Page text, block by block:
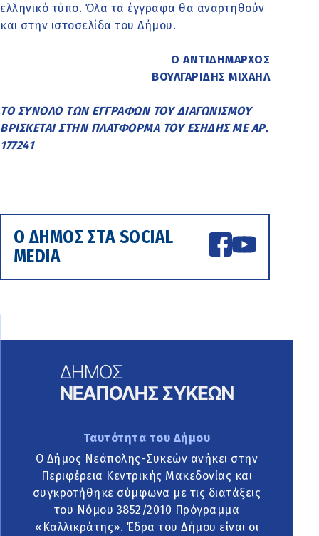
ελληνικό τύπο. Όλα τα έγγραφα θα αναρτηθούν
και στην ιστοσελίδα του Δήμου.
Ο ΑΝΤΙΔΗΜΑΡΧΟΣ
ΒΟΥΛΓΑΡΙΔΗΣ ΜΙΧΑΗΛ
ΤΟ ΣΥΝΟΛΟ ΤΩΝ ΕΓΓΡΑΦΩΝ ΤΟΥ ΔΙΑΓΩΝΙΣΜΟΥ
ΒΡΙΣΚΕΤΑΙ ΣΤΗΝ ΠΛΑΤΦΟΡΜΑ ΤΟΥ ΕΣΗΔΗΣ ΜΕ ΑΡ.
177241
Ο ΔΗΜΟΣ ΣΤΑ SOCIAL
MEDIA
Ταυτότητα του Δήμου
Ο Δήμος Νεάπολης-Συκεών ανήκει στην
Περιφέρεια Κεντρικής Μακεδονίας και
συγκροτήθηκε σύμφωνα με τις διατάξεις
του Νόμου 3852/2010 Πρόγραμμα
«Καλλικράτης». Έδρα του Δήμου είναι οι